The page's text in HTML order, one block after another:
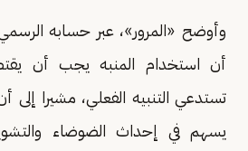
وأوضح «المرور»، عبر حسابه
أن استخدام المنبه يجب أن
تستدعي التنبيه الفعلي، مشيرا إلى
يسهم في إحداث الضوضاء